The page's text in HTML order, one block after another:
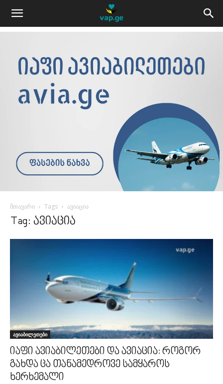
მთავარი Tags ავიაცია
Tag: ავიაცია
ავიაბილეთები
იაფი ავიაბილეთები და ავიაცია: როგორ
გახდა ცა თანამედროვე სამყაროს
ხერხემალი